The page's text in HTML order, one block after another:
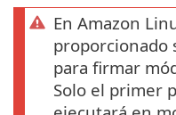
En Amazon
proporcionado
para firmar
Solo el primer